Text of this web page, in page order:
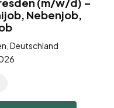
(m/w/d) –
Nebenjob,
Deutschland